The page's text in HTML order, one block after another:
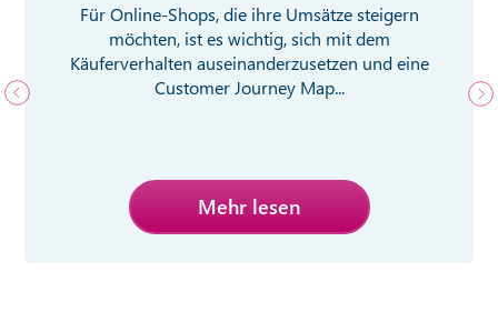
Für Online-Shops, die ihre Umsätze steigern
möchten, ist es wichtig, sich mit dem
Käuferverhalten auseinanderzusetzen und eine
Customer Journey Map...
Mehr lesen